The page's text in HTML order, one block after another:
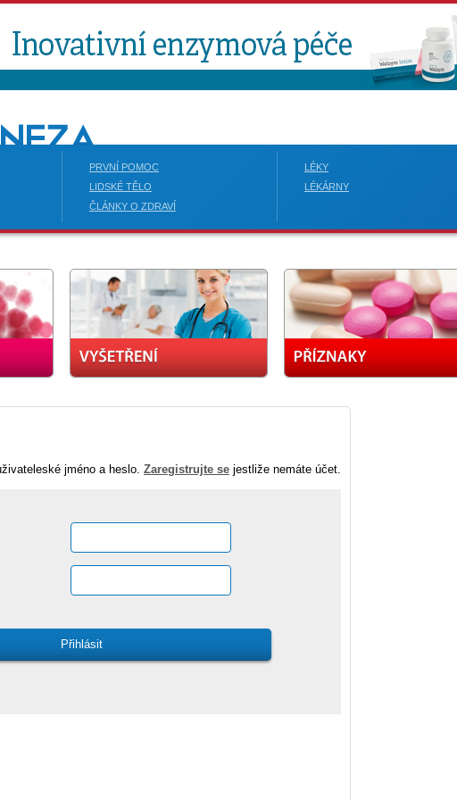
PRVNÍ POMOC
LIDSKÉ TĚLO
ČLÁNKY O ZDRAVÍ
LÉKY
LÉKÁRNY
jméno a heslo. Zaregistrujte se jestliže nemáte účet.